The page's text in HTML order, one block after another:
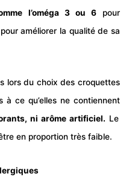
l’oméga 3 ou 6pour
améliorer la qualité de sa
lors du choix des croquettes
à ce qu’elles ne contiennent
ni arôme artificiel. Le
en proportion très faible.